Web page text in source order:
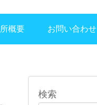
概要 お問い合わせ
検索